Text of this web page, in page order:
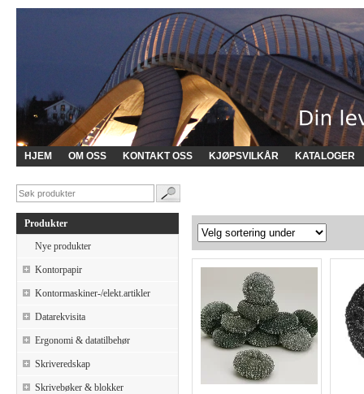
HJEM OM OSS KONTAKT OSS KJØPSVILKÅR KATALOGER
Produkter
Nye produkter
Kontorpapir
Kontormaskiner-/elekt.artikler
Datarekvisita
Ergonomi & datatilbehør
Skriveredskap
Skrivebøker & blokker